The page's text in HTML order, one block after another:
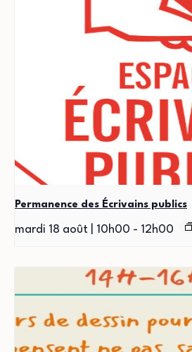
Permanence des Écrivains publics
mardi 18 août | 10h00 - 12h00